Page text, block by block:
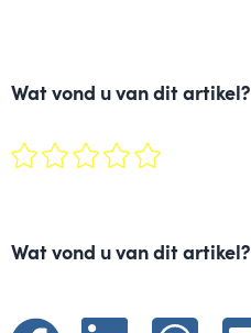
Wat vond u van dit artikel?
Wat vond u van dit artikel?